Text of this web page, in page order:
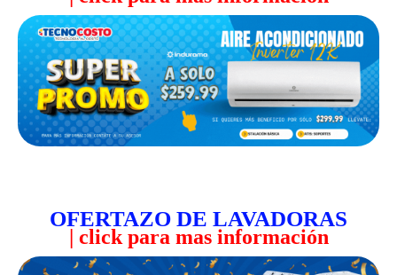
| click para mas información